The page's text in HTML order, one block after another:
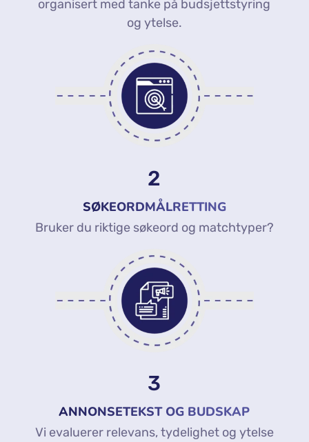
organisert med tanke på budsjettstyring
og ytelse.
2
SØKEORDMÅLRETTING
Bruker du riktige søkeord og matchtyper?
3
ANNONSETEKST OG BUDSKAP
Vi evaluerer relevans, tydelighet og ytelse